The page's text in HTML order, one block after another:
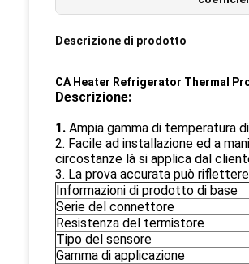
Descrizione di prodotto
CA Heater Refrigerator Thermal
Descrizione:
1. Ampia gamma di temperatura
2. Facile ad installazione ed a
circostanze là si applica dal
3. La prova accurata può
Informazioni di prodotto di base
Serie del connettore
Resistenza del termistore
Tipo del sensore
Gamma di applicazione